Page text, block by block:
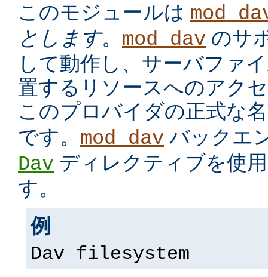
このモジュールは
とします。 mod_dav のサ
して動作し、サーバファ
置するリソースへのアク
このプロバイダの正式な
です。 mod_dav バックエ
Dav ディレクティブを使
す。
例
Dav filesystem